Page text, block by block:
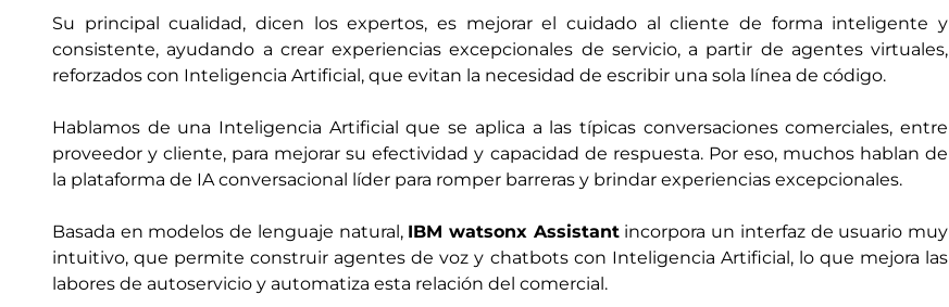
Su principal cualidad, dicen los expertos, es mejorar el cuidado al cliente de forma inteligente y
consistente, ayudando a crear experiencias excepcionales de servicio, a partir de agentes virtuales,
reforzados con Inteligencia Artificial, que evitan la necesidad de escribir una sola línea de código.
Hablamos de una Inteligencia Artificial que se aplica a las típicas conversaciones comerciales, entre
proveedor y cliente, para mejorar su efectividad y capacidad de respuesta. Por eso, muchos hablan de
la plataforma de IA conversacional líder para romper barreras y brindar experiencias excepcionales.
Basada en modelos de lenguaje natural, IBM watsonx Assistantincorpora un interfaz de usuario muy
intuitivo, que permite construir agentes de voz y chatbots con Inteligencia Artificial, lo que mejora las
labores de autoservicio y automatiza esta relación del comercial.